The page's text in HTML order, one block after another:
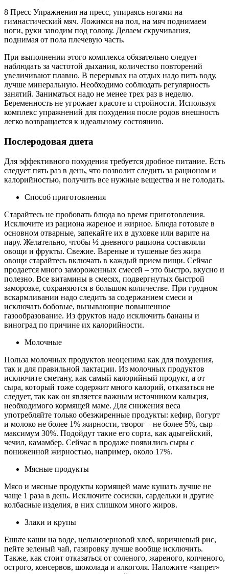
8 Пресс Упражнения на пресс, упираясь ногами на
гимнастический мяч. Ложимся на пол, на мяч поднимаем
ноги, руки заводим под голову. Делаем скручивания,
поднимая от пола плечевую часть.
При выполнении этого комплекса обязательно следует
наблюдать за частотой дыхания, количество повторений
увеличивают плавно. В перерывах на отдых надо пить воду,
лучше минеральную. Необходимо соблюдать регулярность
занятий. Заниматься надо не менее трех раз в неделю.
Беременность не угрожает красоте и стройности. Используя
комплекс упражнений для похудения после родов внешность
легко возвращается к идеальному состоянию.
Послеродовая диета
Для эффективного похудения требуется дробное питание. Есть
следует пять раз в день, что позволит следить за рационом и
калорийностью, получить все нужные вещества и не голодать.
Способ приготовления
Старайтесь не пробовать блюда во время приготовления.
Исключите из рациона жареное и жирное. Блюда готовьте в
основном отварные, запекайте их в духовке или варите на
пару. Желательно, чтобы ½ дневного рациона составляли
овощи и фрукты. Свежие. Вареные и тушеные без жира
овощи старайтесь включать в каждый прием пищи. Сейчас
продается много замороженных смесей – это быстро, вкусно и
полезно. Все витамины в смесях, подвергнутых быстрой
заморозке, сохраняются в большом количестве. При грудном
вскармливании надо следить за содержанием смеси и
исключать бобовые, вызывающие повышенное
газообразование. Из фруктов надо исключить бананы и
виноград по причине их калорийности.
Молочные
Польза молочных продуктов неоценима как для похудения,
так и для правильной лактации. Из молочных продуктов
исключите сметану, как самый калорийный продукт, а от
сыра, который тоже содержит много калорий, отказаться не
следует, так как он является важным источником кальция,
необходимого кормящей маме. Для снижения веса
употребляйте только обезжиренные продукты: кефир, йогурт
и молоко не более 1% жирности, творог – не более 5%, сыр –
максимум 30%. Подойдут такие его сорта, как адыгейский,
чечил, камамбер. Сейчас в продаже появились сыры с
пониженной жирностью, например, около 17%.
Мясные продукты
Мясо и мясные продукты кормящей маме кушать лучше не
чаще 1 раза в день. Исключите сосиски, сардельки и другие
колбасные изделия, в них слишком много жиров.
Злаки и крупы
Ешьте каши на воде, цельнозерновой хлеб, коричневый рис,
пейте зеленый чай, газировку лучше вообще исключить.
Также, как стоит отказаться от соленого, жареного, копченого,
острого, консервов, шоколада и алкоголя. Наложите «запрет»